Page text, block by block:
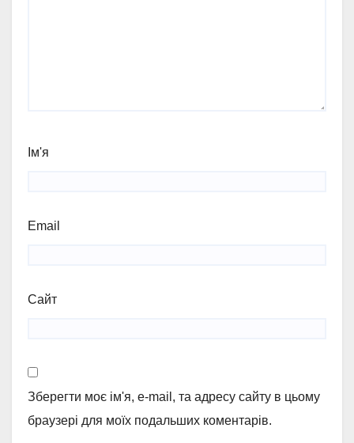
Ім'я
Email
Сайт
Зберегти моє ім'я, e-mail, та адресу сайту в цьому
браузері для моїх подальших коментарів.